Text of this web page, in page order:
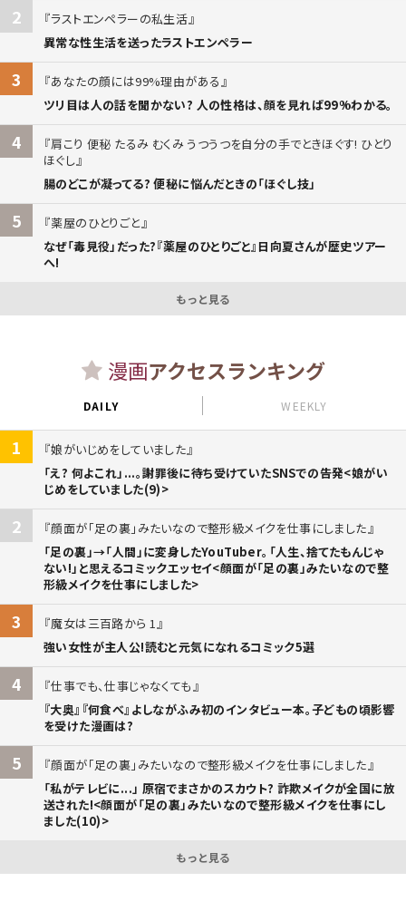
2
ラストエンペラーの私生活
異常な性生活を送ったラストエンペラー
3
あなたの顔には99%理由がある
ツリ目は人の話を聞かない? 人の性格は、顔を見れば99%わかる。
4
肩こり 便秘 たるみ むくみ うつうつを自分の手でときほぐす! ひとり
ほぐし
腸のどこが凝ってる? 便秘に悩んだときの「ほぐし技」
5
薬屋のひとりごと
なぜ「毒見役」だった?『薬屋のひとりごと』日向夏さんが歴史ツアー
へ!
もっと見る
漫画アクセスランキング
DAILY WEEKLY
1
娘がいじめをしていました
「え? 何よこれ」...。謝罪後に待ち受けていたSNSでの告発<娘がい
じめをしていました(9)>
2
顔面が「足の裏」みたいなので整形級メイクを仕事にしました
「足の裏」→「人間」に変身したYouTuber。「人生、捨てたもんじゃ
ない!」と思えるコミックエッセイ<顔面が「足の裏」みたいなので整
形級メイクを仕事にしました>
3
魔女は三百路から 1
強い女性が主人公!読むと元気になれるコミック5選
4
仕事でも、仕事じゃなくても
『大奥』『何食べ』よしながふみ初のインタビュー本。子どもの頃影響
を受けた漫画は?
5
顔面が「足の裏」みたいなので整形級メイクを仕事にしました
「私がテレビに...」 原宿でまさかのスカウト? 詐欺メイクが全国に放
送された!<顔面が「足の裏」みたいなので整形級メイクを仕事にし
ました(10)>
もっと見る